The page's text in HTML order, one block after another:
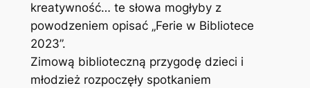
kreatywność… te słowa mogłyby z
powodzeniem opisać „Ferie w Bibliotece
2023”.
Zimową biblioteczną przygodę dzieci i
młodzież rozpoczęły spotkaniem